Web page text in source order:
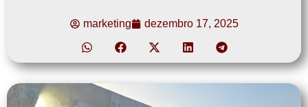
marketing dezembro 17, 2025